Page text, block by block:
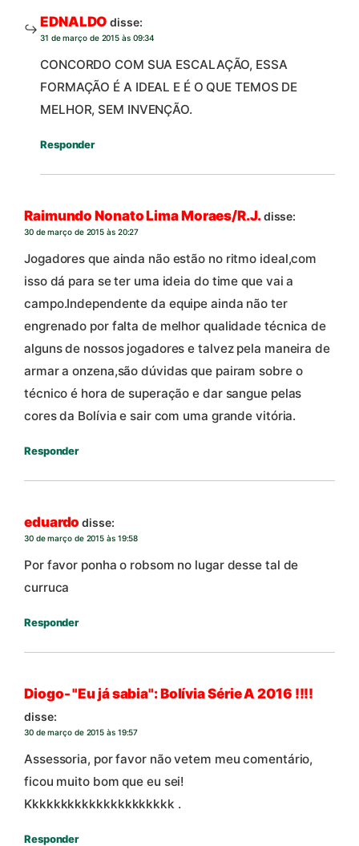
EDNALDO disse:
31 de março de 2015 às 09:34
CONCORDO COM SUA ESCALAÇÃO, ESSA
FORMAÇÃO É A IDEAL E É O QUE TEMOS DE
MELHOR, SEM INVENÇÃO.
Responder
Raimundo Nonato Lima Moraes/R.J.disse:
30 de março de 2015 às 20:27
Jogadores que ainda não estão no ritmo ideal,com
isso dá para se ter uma ideia do time que vai a
campo.Independente da equipe ainda não ter
engrenado por falta de melhor qualidade técnica de
alguns de nossos jogadores e talvez pela maneira de
armar a onzena,são dúvidas que pairam sobre o
técnico é hora de superação e dar sangue pelas
cores da Bolívia e sair com uma grande vitória.
Responder
eduardo disse:
30 de março de 2015 às 19:58
Por favor ponha o robsom no lugar desse tal de
curruca
Responder
Diogo- "Eu já sabia": Bolívia Série A 2016 !!!!
disse:
30 de março de 2015 às 19:57
Assessoria, por favor não vetem meu comentário,
ficou muito bom que eu sei!
Kkkkkkkkkkkkkkkkkkkkk .
Responder